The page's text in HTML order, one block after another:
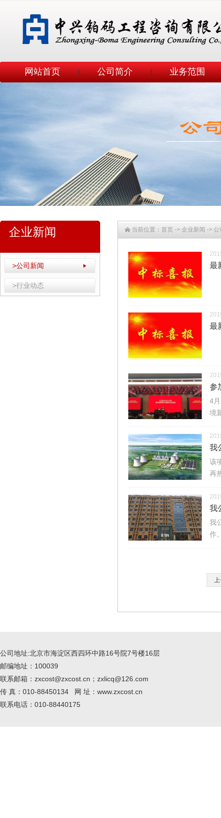
网站首页 公司简介 业务范围
企业新闻
>公司新闻
>行业动态
当前位置： 首页 -> 企业新闻 -> 公
最
最
参
4
境
我
该
再
我
我
作
上
公司地址:北京市海淀区西四环中路16号院7号楼16层
邮编地址：100039
联系邮箱：zxcost@zxcost.cn；zxlicq@126.com
传 真：010-88450134 网 址：www.zxcost.cn
联系电话：010-88440175